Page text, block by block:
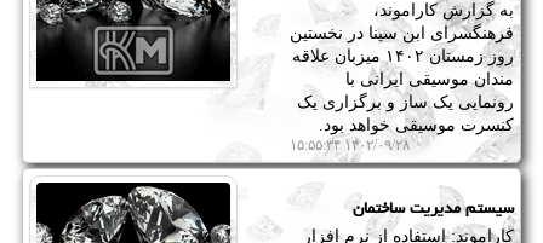
به گزارش کاراموند،
فرهنگسرای ابن سینا در نخستین
روز زمستان ۱۴۰۲ میزبان علاقه
مندان موسیقی ایرانی با
رونمایی یک ساز و برگزاری یک
کنسرت موسیقی خواهد بود.
۱۴۰۲/۰۹/۲۸ ۱۵:۵۵:۳۴
سیستم مدیریت ساختمان
کاراموند: استفاده از نرم افزار